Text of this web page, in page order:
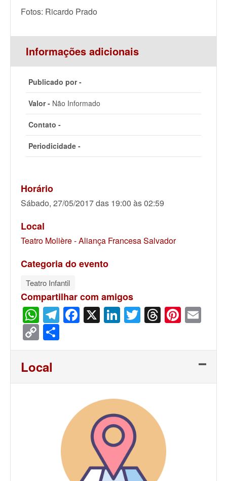
Fotos: Ricardo Prado
Informações adicionais
Publicado por -
Valor - Não Informado
Contato -
Periodicidade -
Horário
Sábado, 27/05/2017 das 19:00 às 02:59
Local
Teatro Molière - Aliança Francesa Salvador
Categoria do evento
Teatro Infantil
Compartilhar com amigos
WhatsApp
Telegram
Facebook
X LinkedIn
Twitter
Threads
Copy
Link
Local